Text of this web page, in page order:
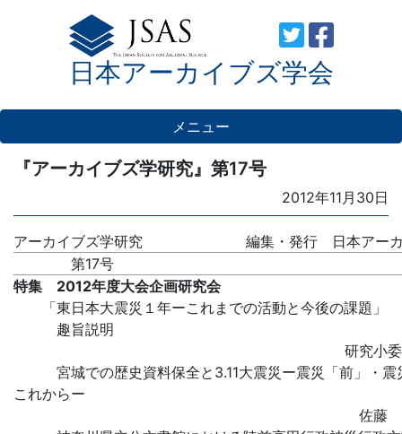
日本アーカイブズ学会
メニュー
『アーカイブズ学研究』第17号
Posted
on
2012年11月30日
アーカイブズ学研究
編集・発行 日本アー
第17号
特集 2012年度大会企画研究会
「東日本大震災１年ーこれまでの活動と今後の課題」
趣旨説明
研究
宮城での歴史資料保全と3.11大震災ー震災「前」・震
これからー
佐